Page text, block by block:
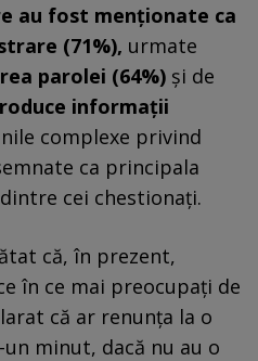
au fost menționate ca
(71%), urmate
parolei (64%) și de
informații
complexe privind
ca principala
cei chestionați.
că, în prezent,
în ce mai preocupați de
că ar renunța la o
minut, dacă nu au o